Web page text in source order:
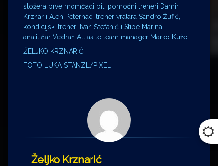
stožera prve momčadi biti pomoćni treneri Damir
Krznar i Alen Peternac, trener vratara Sandro Žufić,
kondicijski treneri Ivan Štefanić i Stipe Marina,
analitičar Vedran Attias te team manager Marko Kuže.
ŽELJKO KRZNARIĆ
FOTO LUKA STANZL/PIXEL
Željko Krznarić